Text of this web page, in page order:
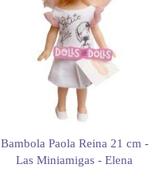
Bambola Paola Reina 21 cm -
Las Miniamigas - Elena